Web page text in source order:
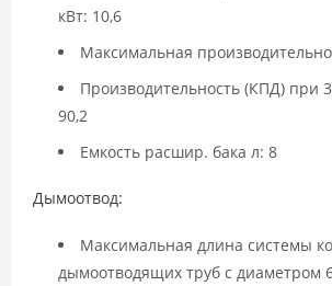
кВт: 10,6
Максимальная
Производительность (КПД) при
90,2
Емкость расшир. бака л: 8
Дымоотвод:
Максимальная длина системы
дымоотводящих труб с диаметром